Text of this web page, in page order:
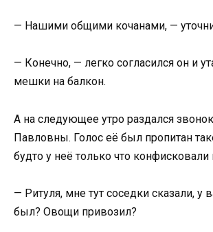
— Нашими общими кочанами, —
— Конечно, — легко согласился он и
мешки на балкон.
А на следующее утро раздался
Павловны. Голос её был пропитан
будто у неё только что
— Ритуля, мне тут соседки сказали, у
был? Овощи привозил?